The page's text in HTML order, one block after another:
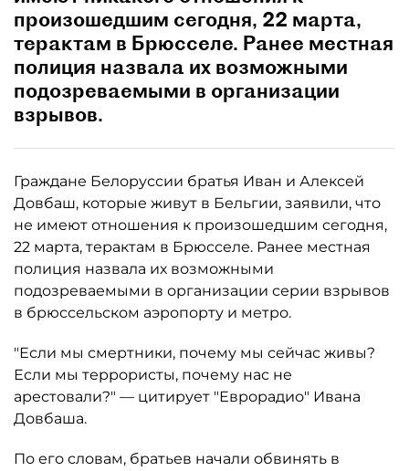
произошедшим сегодня, 22 марта,
терактам в Брюсселе. Ранее местная
полиция назвала их возможными
подозреваемыми в организации
взрывов.
Граждане Белоруссии братья Иван и Алексей
Довбаш, которые живут в Бельгии, заявили, что
не имеют отношения к произошедшим сегодня,
22 марта, терактам в Брюсселе. Ранее местная
полиция назвала их возможными
подозреваемыми в организации серии взрывов
в брюссельском аэропорту и метро.
"Если мы смертники, почему мы сейчас живы?
Если мы террористы, почему нас не
арестовали?" — цитирует "Еврорадио" Ивана
Довбаша.
По его словам, братьев начали обвинять в